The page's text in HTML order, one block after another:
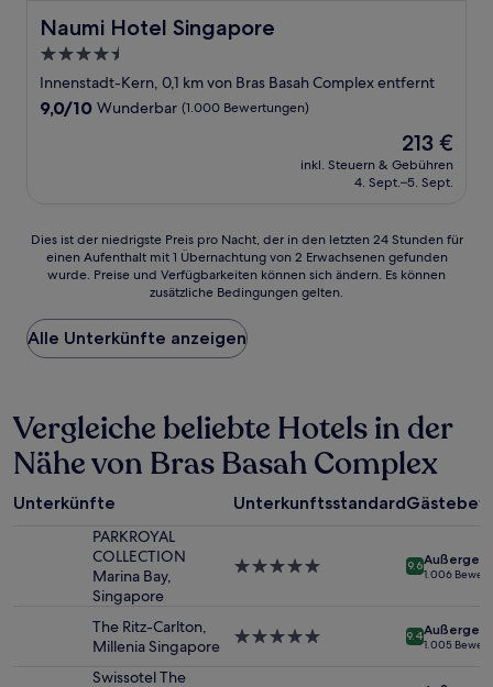
Naumi Hotel Singapore
Naumi Hotel Singapore
4.5-
Sterne-
Unterkunft
Innenstadt-Kern, 0,1 km von Bras Basah Complex entfernt
9.0
9,0/10 Wunderbar (1.000 Bewertungen)
Der
Preis
beträgt
213 €
inkl. Steuern & Gebühren
4. Sept.–5. Sept.
Dies
der
Preis
pro
Nacht,
den
letzten
24 Stunden
für
einen
1 Übernachtung
2 Erwachsenen
Dies ist der niedrigste Preis pro Nacht, der in den letzten 24 Stunden für
einen Aufenthalt mit 1 Übernachtung von 2 Erwachsenen gefunden
wurde. Preise und Verfügbarkeiten können sich ändern. Es können
zusätzliche Bedingungen gelten.
Alle Unterkünfte anzeigen
Vergleiche beliebte Hotels in der
Nähe von Bras Basah Complex
Unterkünfte Unterkunftsstandard
PARKROYAL
COLLECTION
Marina Bay,
Singapore
5.0-
9.6
1.006
The Ritz-Carlton,
Millenia Singapore
5.0-
9.4
1.005
Swissotel The